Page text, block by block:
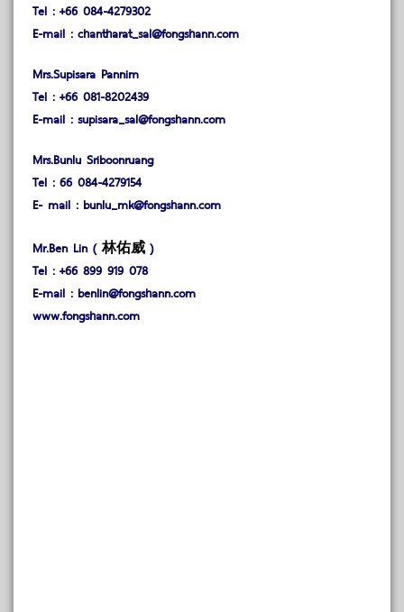
Tel : +66 084-4279302
E-mail : chantharat_sal@fongshann.com
Mrs.Supisara Pannim
Tel : +66 081-8202439
E-mail : supisara_sal@fongshann.com
Mrs.Bunlu Sriboonruang
Tel : 66 084-4279154
E- mail : bunlu_mk@fongshann.com
Mr.Ben Lin (林佑威 )
Tel : +66 899 919 078
E-mail : benlin@fongshann.com
www.fongshann.com